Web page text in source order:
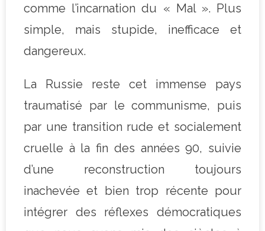
comme l’incarnation du « Mal ». Plus
simple, mais stupide, inefficace et
dangereux.
La Russie reste cet immense pays
traumatisé par le communisme, puis
par une transition rude et socialement
cruelle à la fin des années 90, suivie
d’une reconstruction toujours
inachevée et bien trop récente pour
intégrer des réflexes démocratiques